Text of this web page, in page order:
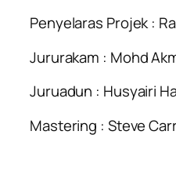
Penyelaras Projek :
Jururakam : Mohd
Juruadun : Husyairi
Mastering : Steve